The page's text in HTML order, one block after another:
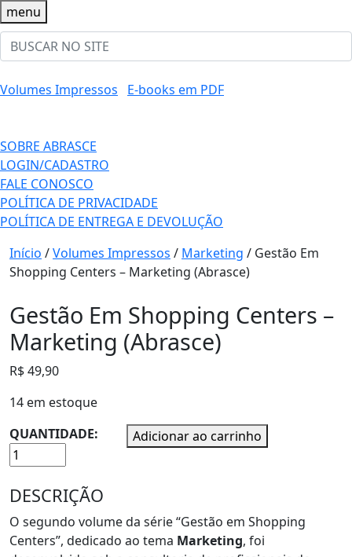
menu
Volumes Impressos E-books em PDF
SOBRE ABRASCE
LOGIN/CADASTRO
FALE CONOSCO
POLÍTICA DE PRIVACIDADE
POLÍTICA DE ENTREGA E DEVOLUÇÃO
Início /Volumes Impressos / Marketing / Gestão Em
Shopping Centers – Marketing (Abrasce)
Gestão Em Shopping Centers –
Marketing (Abrasce)
R$49,90
14 em estoque
QUANTIDADE:
Adicionar ao carrinho
DESCRIÇÃO
O segundo volume da série “Gestão em Shopping
Centers”, dedicado ao tema Marketing, foi